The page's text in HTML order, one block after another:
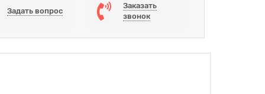
Задать вопрос
Заказать
звонок